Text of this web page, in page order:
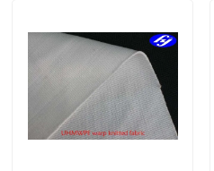
समाचार
एक बोली का अनुरोध